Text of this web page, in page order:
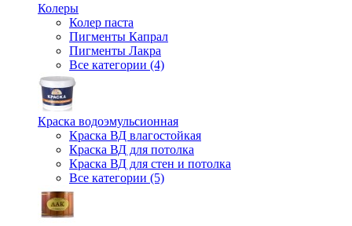
Колеры
Колер паста
Пигменты Капрал
Пигменты Лакра
Все категории (4)
Краска водоэмульсионная
Краска ВД влагостойкая
Краска ВД для потолка
Краска ВД для стен и потолка
Все категории (5)